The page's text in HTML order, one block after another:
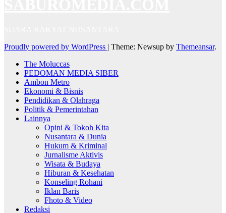
Proudly powered by WordPress | Theme: Newsup by Themeansar.
The Moluccas
PEDOMAN MEDIA SIBER
Ambon Metro
Ekonomi & Bisnis
Pendidikan & Olahraga
Politik & Pemerintahan
Lainnya
Opini & Tokoh Kita
Nusantara & Dunia
Hukum & Kriminal
Jurnalisme Aktivis
Wisata & Budaya
Hiburan & Kesehatan
Konseling Rohani
Iklan Baris
Fhoto & Video
Redaksi